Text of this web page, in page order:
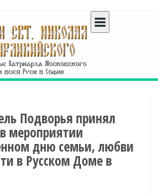
Подворья принял
мероприятии
дню семьи, любви
в Русском Доме в